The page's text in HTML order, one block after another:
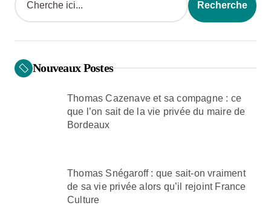
s
g
i
n
a
i
o
Recherche
Nouveaux Postes
Thomas Cazenave et sa compagne : ce
que l’on sait de la vie privée du maire de
Bordeaux
Thomas Snégaroff : que sait-on vraiment
de sa vie privée alors qu’il rejoint France
Culture